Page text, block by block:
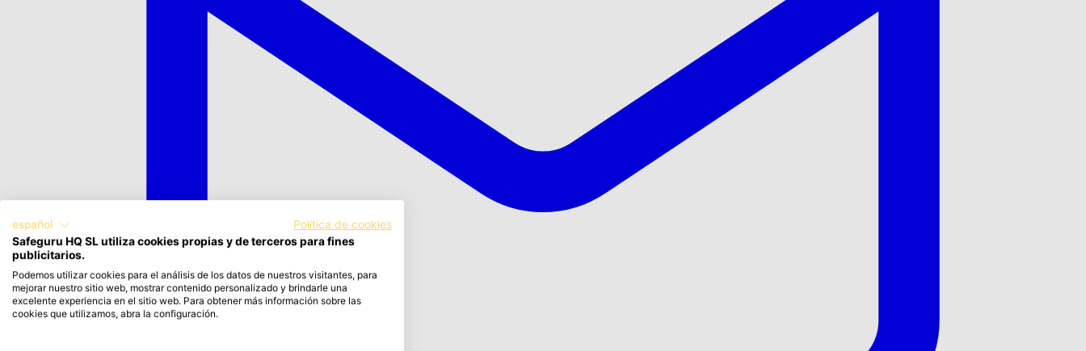
español
Política de cookies
Safeguru HQ SL utiliza cookies propias y de terceros para fines
publicitarios.
Podemos utilizar cookies para el análisis de los datos de nuestros visitantes, para
mejorar nuestro sitio web, mostrar contenido personalizado y brindarle una
excelente experiencia en el sitio web. Para obtener más información sobre las
cookies que utilizamos, abra la configuración.